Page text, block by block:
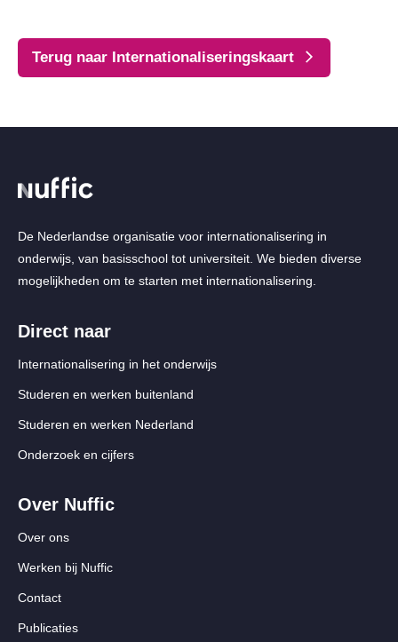
Terug naar Internationaliseringskaart
De Nederlandse organisatie voor internationalisering in
onderwijs, van basisschool tot universiteit. We bieden diverse
mogelijkheden om te starten met internationalisering.
Direct naar
Internationalisering in het onderwijs
Studeren en werken buitenland
Studeren en werken Nederland
Onderzoek en cijfers
Over Nuffic
Over ons
Werken bij Nuffic
Contact
Publicaties